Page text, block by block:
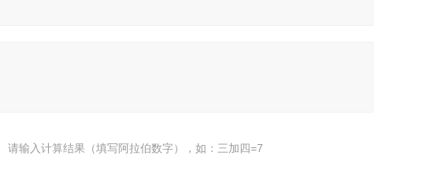
请输入计算结果（填写阿拉伯数字），如：三加四=7